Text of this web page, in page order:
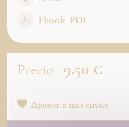
Ebook-PDF
Precio : 9.50 €
Ajouter à mes envies